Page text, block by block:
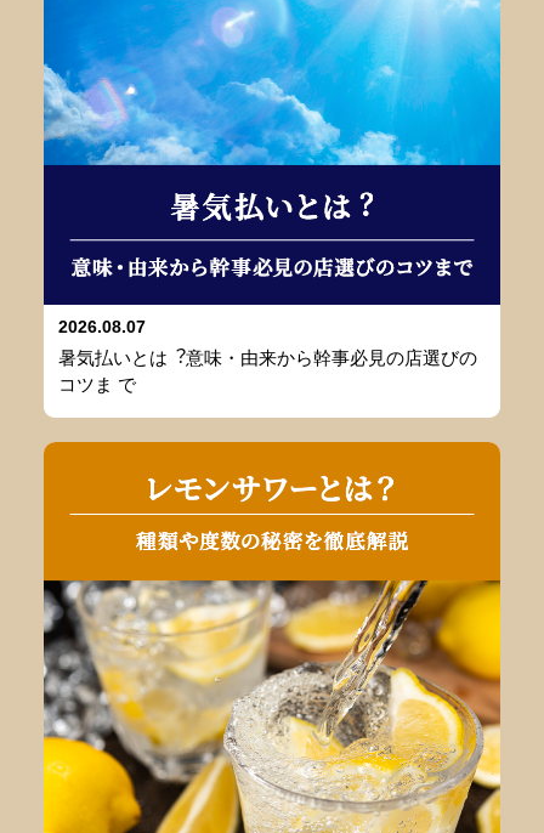
2026.08.07
暑気払いとは︖意味・由来から幹事必⾒の店選びの
コツま で